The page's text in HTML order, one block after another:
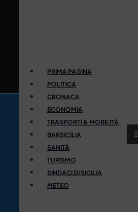
PRIMA PAGINA
POLITICA
CRONACA
ECONOMIA
TRASPORTI & MOBILITÀ
BARSICILIA
SANITÀ
TURISMO
SINDACI DI SICILIA
METEO